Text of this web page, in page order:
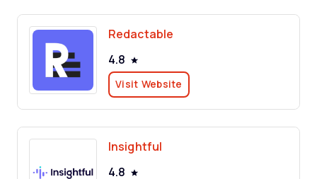
Redactable
4.8
Visit Website
Insightful
4.8